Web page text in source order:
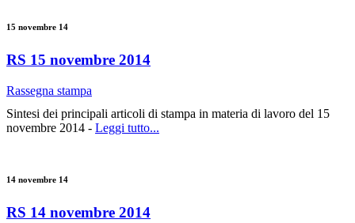
15 novembre 14
RS 15 novembre 2014
Rassegna stampa
Sintesi dei principali articoli di stampa in materia di lavoro del 15
novembre 2014 - Leggi tutto...
14 novembre 14
RS 14 novembre 2014